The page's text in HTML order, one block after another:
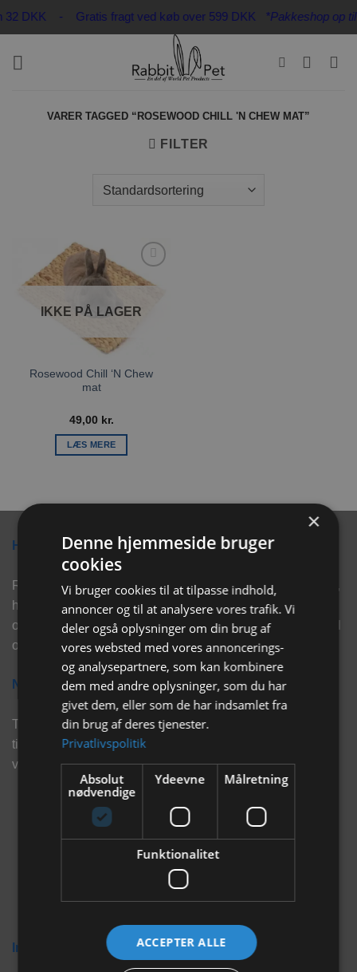
Fortsæt
32 DKK - Gratis fragt ved køb over 599 DKK *Pakkeshop op til
VARER TAGGED “ROSEWOOD CHILL 'N CHEW MAT”
FILTER
Tilføj til
IKKE PÅ LAGER
Rosewood Chill ‘N Chew
mat
49,00 kr.
LÆS MERE
Hvorfor vælge Rabbitpet?
Rabbitpet sælger ikke kun kvalitetsprodukter såsom, foder,
hø, aktivering, strøelse mm. til vores kunder. Vi hjælper
også med rådgivning, så tøv ikke med at skrive eller ring til
os for hjælp..
Nyhedsbrev
Tilmeld dig vores nyhedsbrev og eksklusive tilbud og få
tilbud på mail før andre gør. Vi vil holde dig opdateret med
vores seneste information, produkter og tilbud.
Information
×
Denne hjemmeside bruger
cookies
Vi bruger cookies til at tilpasse indhold,
annoncer og til at analysere vores trafik. Vi
deler også oplysninger om din brug af
vores websted med vores annoncerings-
og analysepartnere, som kan kombinere
dem med andre oplysninger, som du har
givet dem, eller som de har indsamlet fra
din brug af deres tjenester.
Privatlivspolitik
Absolut
nødvendige
Ydeevne Målretning
Funktionalitet
ACCEPTER ALLE